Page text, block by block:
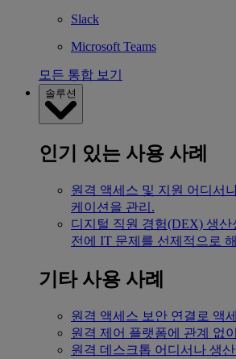
Slack
Microsoft Teams
모든 통합 보기
솔루션
인기 있는 사용 사례
원격 액세스 및 지원 어디서
케이션을 관리.
디지털 직원 경험(DEX) 생산
전에 IT 문제를 선제적으로
기타 사용 사례
원격 액세스 보안 연결로 액
원격 제어 플랫폼에 관계 없
원격 데스크톱 어디서나 생